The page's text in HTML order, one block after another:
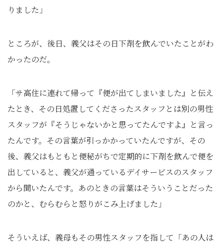
りました」
ところが、後日、義父はその日下剤を飲んでいたことがわ
かったのだ。
「サ高住に連れて帰って『便が出てしまいました』と伝え
たとき、その日処置してくださったスタッフとは別の男性
スタッフが『そうじゃないかと思ってたんですよ』と言っ
たんです。その言葉が引っかかっていたんですが、その
後、義父はもともと便秘がちで定期的に下剤を飲んで便を
出していると、義父が通っているデイサービスのスタッフ
から聞いたんです。あのときの言葉はそういうことだった
のかと、むらむらと怒りがこみ上げました」
そういえば、義母もその男性スタッフを指して「あの人は